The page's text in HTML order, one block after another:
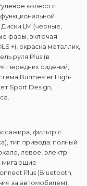
колесо с
LM (черные,
фары, включая
+), окраска металлик,
руля Plus (в
передних сидений,
Burmester High-
Sport Design,
фильтр с
тип привода: полный
левое, электр.
мигающие
Plus (Bluetooth,
за автомобилем),